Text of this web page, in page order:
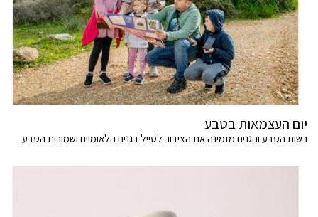
יום העצמאות בטבע
רשות הטבע והגנים מזמינה את הציבור לטייל בגנים הלאומיים ושמורות הטבע